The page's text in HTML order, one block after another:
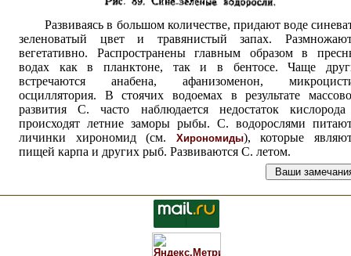
Развиваясь в большом количестве, придают воде
зеленоватый цвет и травянистый запах.
вегетативно. Распространены главным образом в
водах как в планктоне, так и в бентосе. Чаще
встречаются анабена, афанизоменон,
осциллятория. В стоячих водоемах в результате
развития С. часто наблюдается недостаток
происходят летние заморы рыбы. С. водорослями
личинки хирономид (см. Хирономиды), которые
пищей карпа и других рыб. Развиваются С. летом.